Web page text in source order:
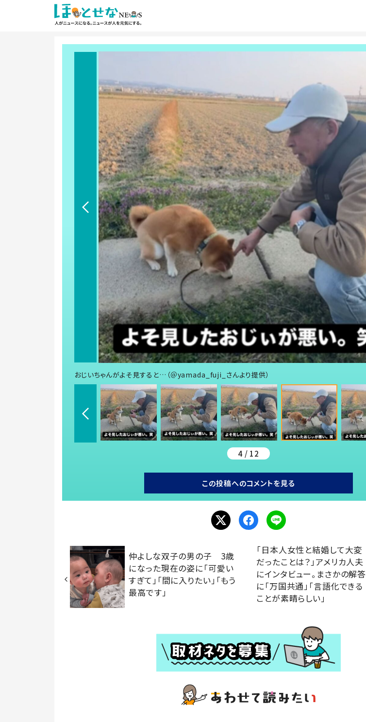
おじいちゃんがよそ見すると…（＠yamada_fuji_さんより提供）
4 / 12
この投稿へのコメントを見る
仲よしな双子の男の子 3歳
になった現在の姿に「可愛い
すぎて」「間に入りたい」「もう
最高です」
「日本人女性と結婚して大変
だったことは？」アメリカ人夫
にインタビュー。まさかの解答
に「万国共通」「言語化できる
ことが素晴らしい」